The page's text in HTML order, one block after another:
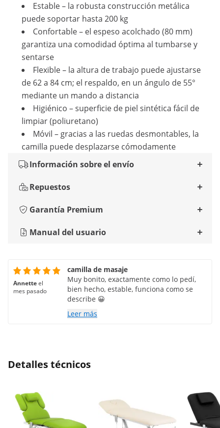
Estable – la robusta construcción metálica
puede soportar hasta 200 kg
Confortable – el espeso acolchado (80 mm)
garantiza una comodidad óptima al tumbarse y
sentarse
Flexible – la altura de trabajo puede ajustarse
de 62 a 84 cm; el respaldo, en un ángulo de 55°
mediante un mando a distancia
Higiénico – superficie de piel sintética fácil de
limpiar (poliuretano)
Móvil – gracias a las ruedas desmontables, la
camilla puede desplazarse cómodamente
Información sobre el envío
Repuestos
Garantía Premium
Manual del usuario
Annetteel
mes pasado
camilla de masaje
Muy bonito, exactamente como lo pedí,
bien hecho, estable, funciona como se
describe 😀
Leer más
Detalles técnicos